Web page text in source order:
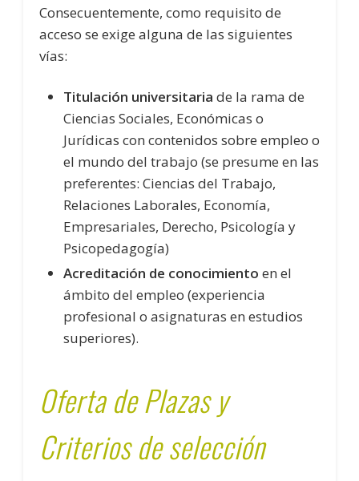
Consecuentemente, como requisito de
acceso se exige alguna de las siguientes
vías:
Titulación universitaria de la rama de
Ciencias Sociales, Económicas o
Jurídicas con contenidos sobre empleo o
el mundo del trabajo (se presume en las
preferentes: Ciencias del Trabajo,
Relaciones Laborales, Economía,
Empresariales, Derecho, Psicología y
Psicopedagogía)
Acreditación de conocimiento en el
ámbito del empleo (experiencia
profesional o asignaturas en estudios
superiores).
Oferta de Plazas y
Criterios de selección